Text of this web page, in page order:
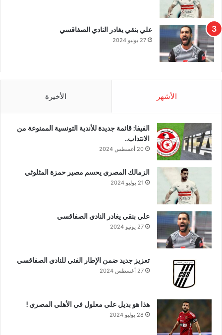
علي بنقي يغادر النادي الصفاقسي
27 يونيو 2024
الأشهر الأخيرة
الفيفا: قائمة جديدة للأندية التونسية الممنوعة من
الانتداب..
20 أغسطس 2024
الزمالك المصري يحسم مصير حمزة المثلوثي
21 يوليو 2024
علي بنقي يغادر النادي الصفاقسي
27 يونيو 2024
تعزيز جديد ضمن الإطار الفني للنادي الصفاقسي
27 أغسطس 2024
هذا هو بديل علي معلول في الأهلي المصري !
28 يوليو 2024